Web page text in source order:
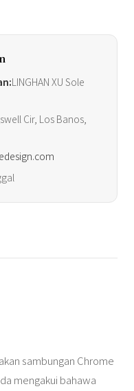
LINGHAN XU Sole
Cir, Los Banos,
sambungan Chrome
mengakui bahawa